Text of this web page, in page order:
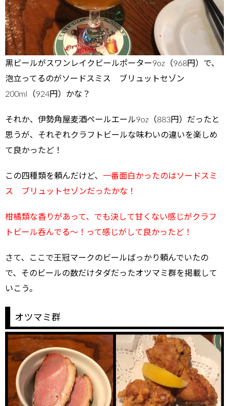
黒ビールがスワンレイクビールポーター9oz（968円）で、
泡立ってるのがソードスミス ブリュットセゾン
200ml（924円）かな？
それか、伊勢角屋麦酒ペールエール9oz（883円）だったと
思うが、それぞれクラフトビールな味わいの違いを楽しめ
て良かったど！
この四種類を頼んだけど、 一番面白かったのはソードスミ
ス ブリュットセゾンだったかな！
柑橘類な香りがあって、でも決して甘くない感じがクラフ
トビール呑んでる～！って感じがして良かったど！
さて、ここで王冠マークのビールばっかり頼んでいたの
で、そのビールの数だけタダだったオツマミ群を掲載して
いこう。
オツマミ群